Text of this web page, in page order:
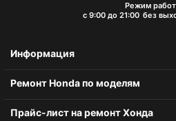
Режим
с 9:00 до 21:00 без
Информация
Ремонт Honda по моделям
Прайс-лист на ремонт Хонда